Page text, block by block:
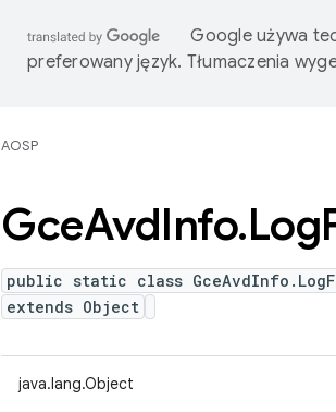
Google używa
preferowany język. Tłumaczenia
AOSP
GceAvdInfo.Log
public static class
extends Object
java.lang.Object